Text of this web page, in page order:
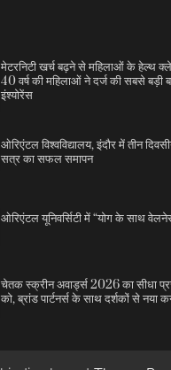
मेटरनिटी खर्च बढ़ने से महिलाओं के हेल्थ
40 वर्ष की महिलाओं ने दर्ज की सबसे बड़ी
इंश्योरेंस
ओरिएंटल विश्वविद्यालय, इंदौर में तीन
सत्र का सफल समापन
ओरिएंटल यूनिवर्सिटी में “योग के साथ
चेतक स्क्रीन अवार्ड्स 2026 का सीधा
को, ब्रांड पार्टनर्स के साथ दर्शकों से नया